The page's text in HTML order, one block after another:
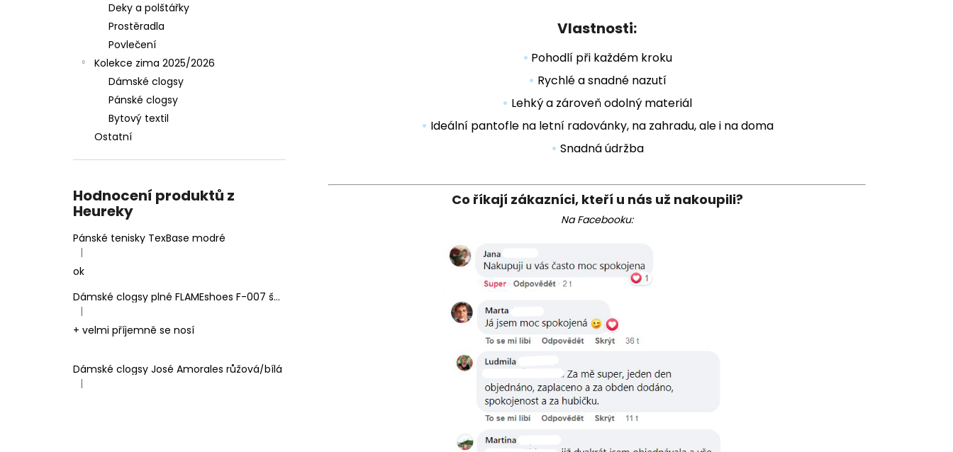
Deky a polštářky
Prostěradla
Povlečení
Kolekce zima 2025/2026
Dámské clogsy
Pánské clogsy
Bytový textil
Ostatní
Hodnocení produktů z
Heureky
Pánské tenisky TexBase modré
Hodnocení produktu je 5 z 5 hvězdiček.
|
ok
Dámské clogsy plné FLAMEshoes F-007 šedé
Hodnocení produktu je 5 z 5 hvězdiček.
|
+ velmi příjemně se nosí
Dámské clogsy José Amorales růžová/bílá
Hodnocení produktu je 4 z 5 hvězdiček.
|
Vlastnosti:
• Pohodlí při každém kroku
• Rychlé a snadné nazutí
• Lehký a zároveň odolný materiál
• Ideální pantofle na letní radovánky, na zahradu, ale i na doma
• Snadná údržba
Co říkají zákazníci, kteří u nás už nakoupili?
Na Facebooku: